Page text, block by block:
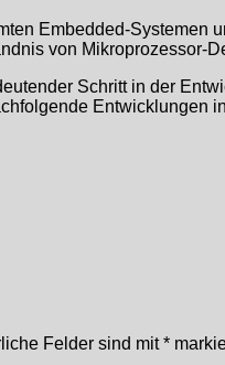
Embedded-
von Mikroprozessor-
Schritt in der
Entwicklungen
Felder sind mit*